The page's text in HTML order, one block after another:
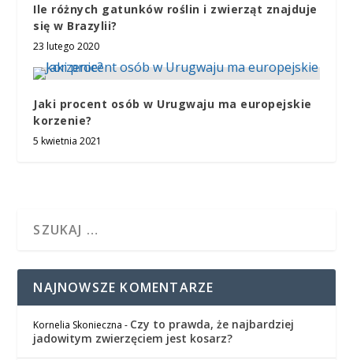
Ile różnych gatunków roślin i zwierząt znajduje
się w Brazylii?
23 lutego 2020
Jaki procent osób w Urugwaju ma europejskie
korzenie?
5 kwietnia 2021
NAJNOWSZE KOMENTARZE
Kornelia Skonieczna - Czy to prawda, że najbardziej
jadowitym zwierzęciem jest kosarz?